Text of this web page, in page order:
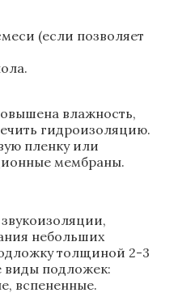
(если позволяет
влажность,
гидроизоляцию.
пленку или
мембраны.
небольших
толщиной 2-3
виды подложек:
вспененные.